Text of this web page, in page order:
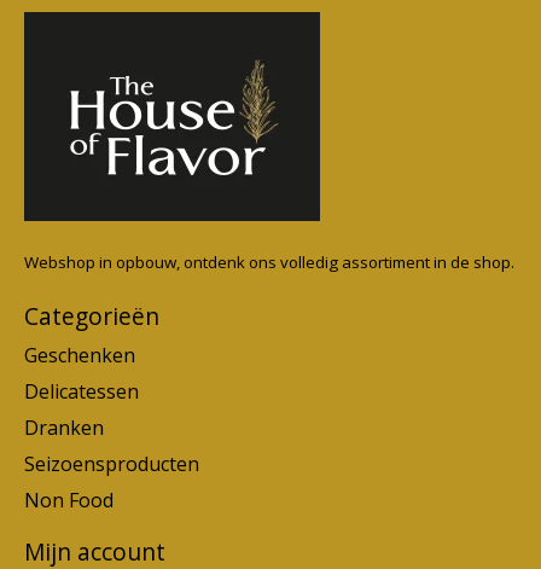
Webshop in opbouw, ontdenk ons volledig assortiment in de shop.
Categorieën
Geschenken
Delicatessen
Dranken
Seizoensproducten
Non Food
Mijn account